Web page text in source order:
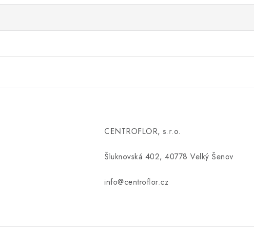
CENTROFLOR, s.r.o.
Šluknovská 402, 40778 Velký Šenov
info@centroflor.cz